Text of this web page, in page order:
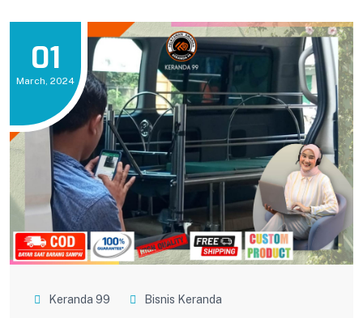
01
March, 2024
Keranda 99 Bisnis Keranda